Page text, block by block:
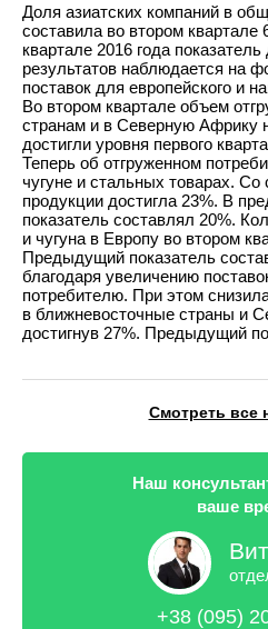
Доля азиатских компаний в
составила во втором
квартале 2016 года
результатов наблюдается на
поставок для европейского и
Во втором квартале объем
странам и в Северную Африку
достигли уровня первого
Теперь об отгруженном
чугуне и стальных товарах.
продукции достигла 23%. В
показатель составлял 20%.
и чугуна в Европу во втором
Предыдущий показатель
благодаря увеличению
потребителю. При этом
в ближневосточные страны и
достигнув 27%. Предыдущий
Смотреть все
Наш
ваше
+38 (095)